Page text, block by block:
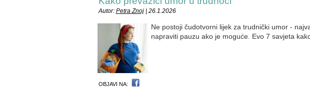
Autor: Petra Znoj| 26.1.2026
Ne postoji čudotvorni lijek za trudnički umor -
napraviti pauzu ako je moguće. Evo 7 savjeta
OBJAVI NA: